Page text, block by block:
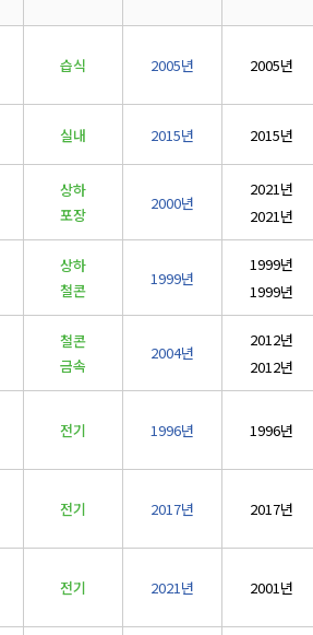
가스1종 )
기타
습식 2005년 2005년
실내 2015년 2015년
상하
포장
2000년
2021년
2021년
상하
철콘
1999년
1999년
1999년
철콘
금속
2004년
2012년
2012년
전기 1996년 1996년
전기 2017년 2017년
전기 2021년 2001년